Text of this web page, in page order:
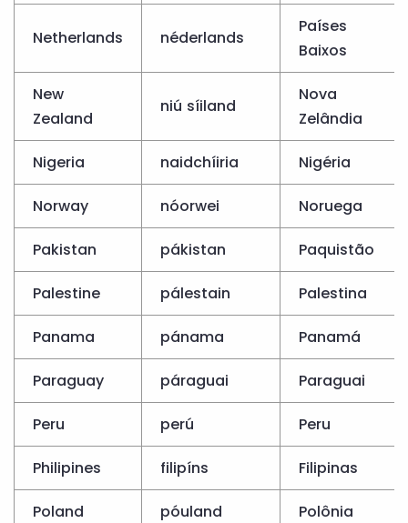
Netherlands néderlands
Países
Baixos
New
Zealand
niú síiland
Nova
Zelândia
Nigeria naidchíiria Nigéria
Norway nóorwei Noruega
Pakistan pákistan Paquistão
Palestine pálestain Palestina
Panama pánama Panamá
Paraguay páraguai Paraguai
Peru perú Peru
Philipines filipíns Filipinas
Poland póuland Polônia